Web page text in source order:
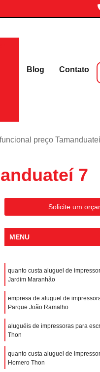
Blog Contato
preço
7
Solicite um
MENU
quanto custa aluguel de
Jardim Maranhão
empresa de aluguel de
Parque João Ramalho
aluguéis de impressoras para
Thon
quanto custa aluguel de
Homero Thon